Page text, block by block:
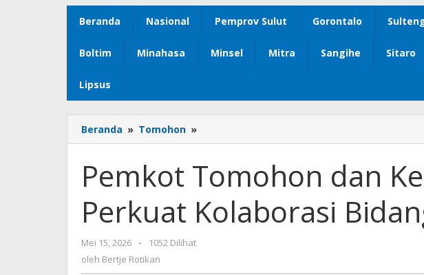
Beranda Nasional Pemprov Sulut Gorontalo
Boltim Minahasa Minsel Mitra Sangihe Sitaro
Lipsus
Beranda » Tomohon »
Tomohon
Kemenkum
Sulut
Perkuat
Kolaborasi
Pemkot Tomohon dan
Perkuat Kolaborasi
Mei 15, 2026
oleh
Bertje
-
1052 Dilihat
oleh Bertje Rotikan